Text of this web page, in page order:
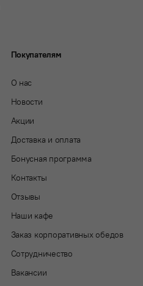
Покупателям
О нас
Новости
Акции
Доставка и оплата
Бонусная программа
Контакты
Отзывы
Наши кафе
Заказ корпоративных обедов
Сотрудничество
Вакансии